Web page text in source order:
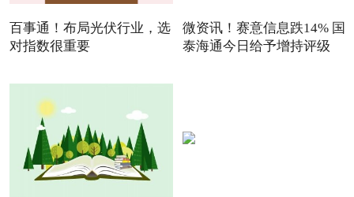
百事通！布局光伏行业，选
对指数很重要
微资讯！赛意信息跌14% 国
泰海通今日给予增持评级